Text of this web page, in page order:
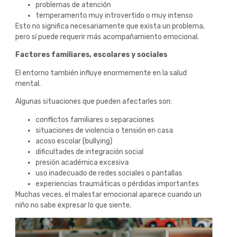
problemas de atención
temperamento muy introvertido o muy intenso
Esto no significa necesariamente que exista un problema,
pero sí puede requerir más acompañamiento emocional.
Factores familiares, escolares y sociales
El entorno también influye enormemente en la salud
mental.
Algunas situaciones que pueden afectarles son:
conflictos familiares o separaciones
situaciones de violencia o tensión en casa
acoso escolar (bullying)
dificultades de integración social
presión académica excesiva
uso inadecuado de redes sociales o pantallas
experiencias traumáticas o pérdidas importantes
Muchas veces, el malestar emocional aparece cuando un
niño no sabe expresar lo que siente.